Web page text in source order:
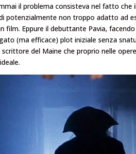
il problema consisteva nel fatto
potenzialmente non troppo adatto ad
film. Eppure il debuttante Pavia,
(ma efficace) plot iniziale senza
del Maine che proprio nelle